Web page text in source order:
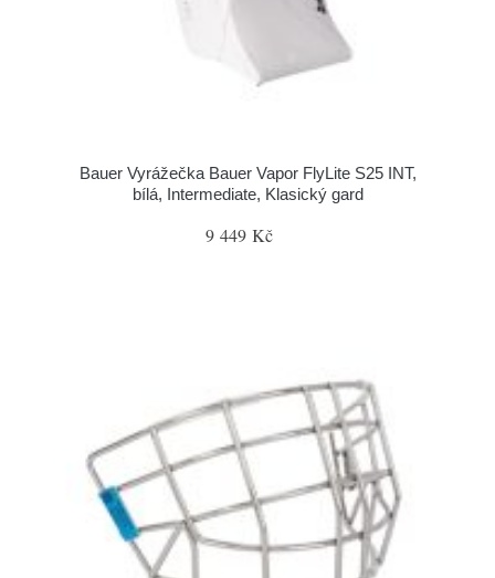
Bauer Vyrážečka Bauer Vapor FlyLite S25 INT,
bílá, Intermediate, Klasický gard
9 449 Kč